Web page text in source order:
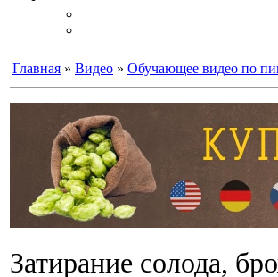
Главная » Видео » Обучающее видео по
Затирание солода,